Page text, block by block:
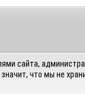
сайта,
что мы не